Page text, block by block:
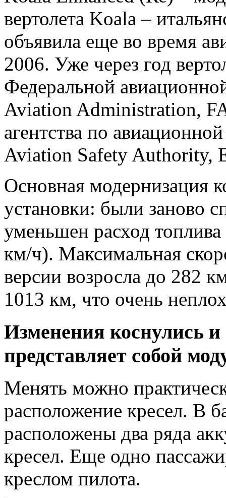
вертолета Koala –
объявила еще во время
2006. Уже через год
Федеральной
Aviation Administration,
агентства по
Aviation Safety Authority,
Основная модернизация
установки: были заново
уменьшен расход
км/ч). Максимальная
версии возросла до 282
1013 км, что очень
Изменения коснулись
представляет собой
Менять можно
расположение кресел. В
расположены два ряда
кресел. Еще одно
креслом пилота.